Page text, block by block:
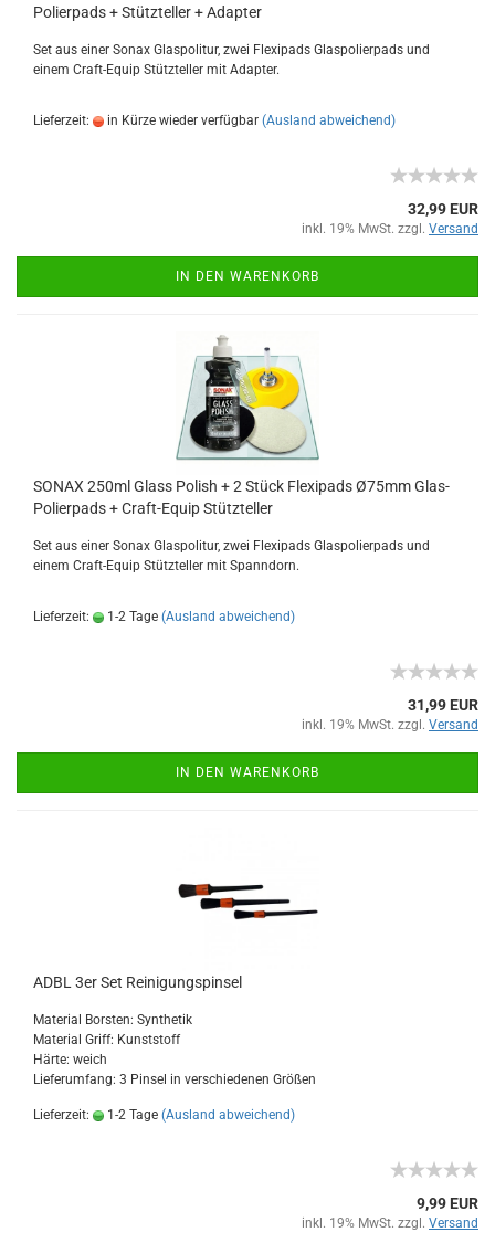
Polierpads + Stützteller + Adapter
Set aus einer Sonax Glaspolitur, zwei Flexipads Glaspolierpads und
einem Craft-Equip Stützteller mit Adapter.
Lieferzeit: in Kürze wieder verfügbar (Ausland abweichend)
32,99 EUR
inkl. 19% MwSt. zzgl. Versand
IN DEN WARENKORB
SONAX 250ml Glass Polish + 2 Stück Flexipads Ø75mm Glas-
Polierpads + Craft-Equip Stützteller
Set aus einer Sonax Glaspolitur, zwei Flexipads Glaspolierpads und
einem Craft-Equip Stützteller mit Spanndorn.
Lieferzeit: 1-2 Tage (Ausland abweichend)
31,99 EUR
inkl. 19% MwSt. zzgl. Versand
IN DEN WARENKORB
ADBL 3er Set Reinigungspinsel
Material Borsten: Synthetik
Material Griff: Kunststoff
Härte: weich
Lieferumfang: 3 Pinsel in verschiedenen Größen
Lieferzeit: 1-2 Tage (Ausland abweichend)
9,99 EUR
inkl. 19% MwSt. zzgl. Versand